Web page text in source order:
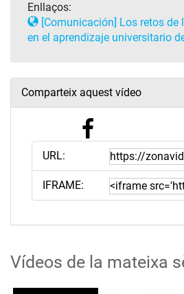
Enllaços:
[Comunicación] Los retos
en el aprendizaje universitario
Comparteix aquest vídeo
URL:
IFRAME:
Vídeos de la mateixa